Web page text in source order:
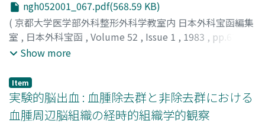
ngh052001_067.pdf(568.59 KB)
( 京都大学医学部外科整形外科学教室内 日本外科宝函編集
室 , 日本外科宝函 , Volume 52 , Issue 1 , 1983 , pp.67-71
)
OTSUKA, SHIN-ICHI
JUNKOH;TAKEUCHI, JUJI;HANDA, HAJIME
Show more
Item
実験的脳出血 : 血腫除去群と非除去群における
血腫周辺脳組織の経時的組織学的観察